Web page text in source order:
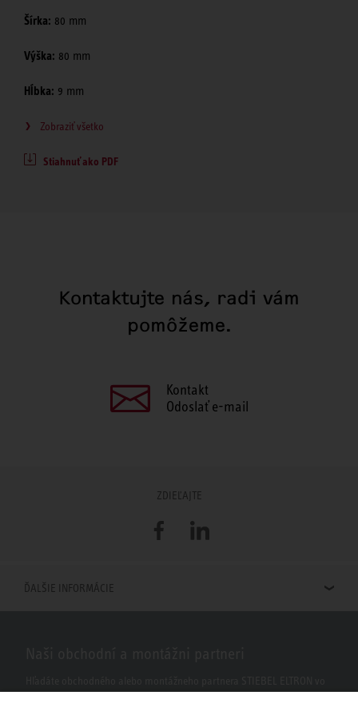
Šírka: 80 mm
Výška: 80 mm
Hĺbka: 9 mm
Zobraziť všetko
Stiahnuť ako PDF
Kontaktujte nás, radi vám
pomôžeme.
Kontakt
Odoslať e-mail
ZDIEĽAJTE
FacebookLinkedIn
ĎALŠIE INFORMÁCIE